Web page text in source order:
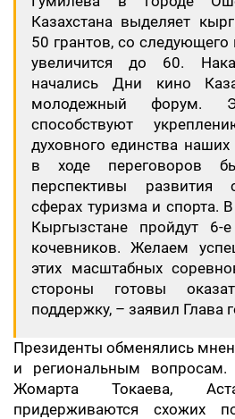
Казахстана выделяет
50 грантов, со следующего
увеличится до 60.
начались Дни кино
молодежный форум.
способствуют
духовного единства
в ходе переговоров
перспективы развития
сферах туризма и спорта.
Кыргызстане пройдут
кочевников. Желаем
этих масштабных
стороны готовы
поддержку, – заявил Глава
Президенты обменялись
и региональным
Жомарта Токаева,
придерживаются схожих